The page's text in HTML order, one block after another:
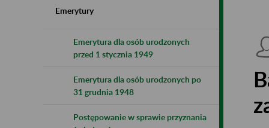
Emerytury
Emerytura dla osób urodzonych
przed 1 stycznia 1949
Emerytura dla osób urodzonych po
31 grudnia 1948
Postępowanie w sprawie przyznania